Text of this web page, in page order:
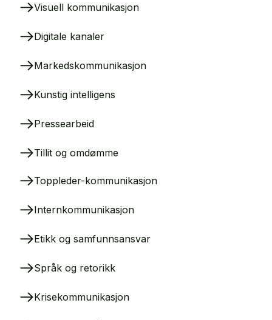
Visuell kommunikasjon
Digitale kanaler
Markedskommunikasjon
Kunstig intelligens
Pressearbeid
Tillit og omdømme
Toppleder-kommunikasjon
Internkommunikasjon
Etikk og samfunnsansvar
Språk og retorikk
Krisekommunikasjon